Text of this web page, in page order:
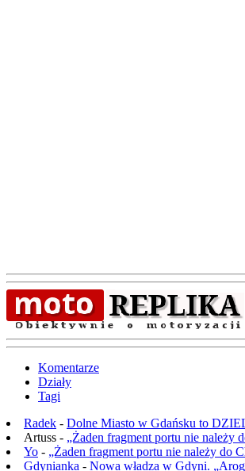
Komentarze
Działy
Tagi
Radek - Dolne Miasto w Gdańsku to
Artuss - „Żaden fragment portu nie
Yo - „Żaden fragment portu nie należy do
Gdynianka - Nowa władza w Gdyni.